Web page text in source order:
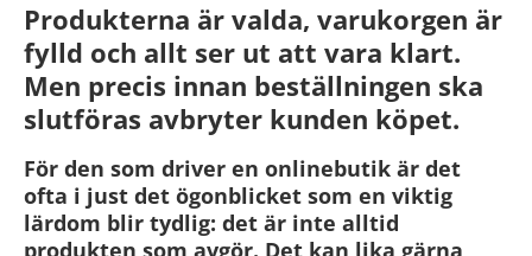
Produkterna är valda, varukorgen är
fylld och allt ser ut att vara klart.
Men precis innan beställningen ska
slutföras avbryter kunden köpet.
För den som driver en onlinebutik är det
ofta i just det ögonblicket som en viktig
lärdom blir tydlig: det är inte alltid
produkten som avgör. Det kan lika gärna